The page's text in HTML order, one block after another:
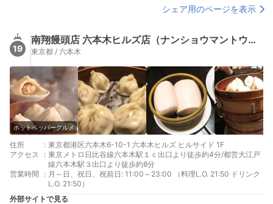
シェア用のページを表示
19
南翔饅頭店 六本木ヒルズ店（ナンショウマントウテン）
東京都 / 六本木
ホットペッパーグルメ
住所 : 東京都港区六本木6-10-1 六本木ヒルズ ヒルサイド 1F
アクセス
: 東京メトロ日比谷線六本木駅１ｃ出口より徒歩約4分/都営大江戸
線六本木駅３出口より徒歩約8分
営業時間
: 月～日、祝日、祝前日: 11:00～23:00 （料理L.O. 21:50 ドリンク
L.O. 21:50）
外部サイトで見る